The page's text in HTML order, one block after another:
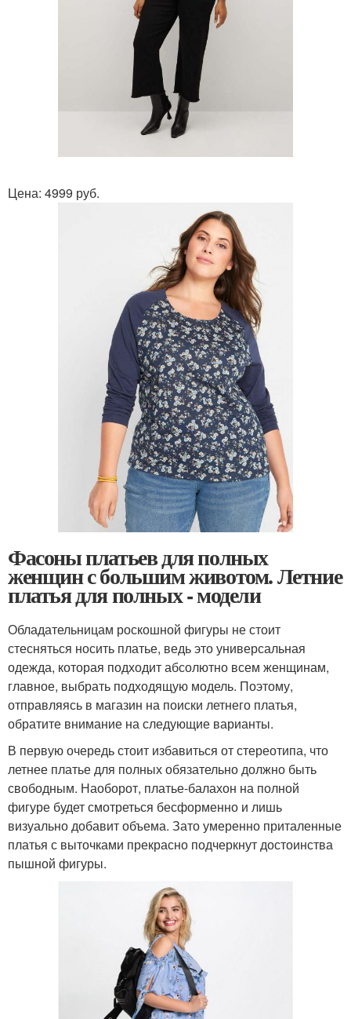
Цена: 4999 руб.
Фасоны платьев для полных
женщин с большим животом. Летние
платья для полных - модели
Обладательницам роскошной фигуры не стоит
стесняться носить платье, ведь это универсальная
одежда, которая подходит абсолютно всем женщинам,
главное, выбрать подходящую модель. Поэтому,
отправляясь в магазин на поиски летнего платья,
обратите внимание на следующие варианты.
В первую очередь стоит избавиться от стереотипа, что
летнее платье для полных обязательно должно быть
свободным. Наоборот, платье-балахон на полной
фигуре будет смотреться бесформенно и лишь
визуально добавит объема. Зато умеренно приталенные
платья с выточками прекрасно подчеркнут достоинства
пышной фигуры.